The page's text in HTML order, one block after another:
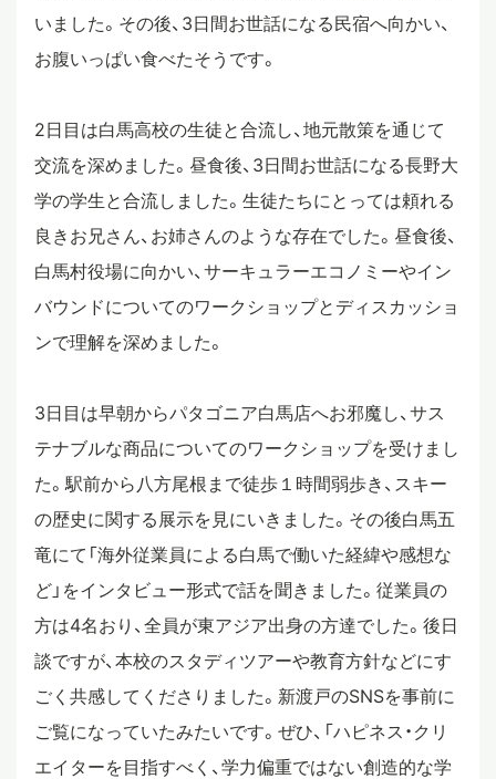
いました。その後、3日間お世話になる民宿へ向かい、
お腹いっぱい食べたそうです。
2日目は白馬高校の生徒と合流し、地元散策を通じて
交流を深めました。昼食後、3日間お世話になる長野大
学の学生と合流しました。生徒たちにとっては頼れる
良きお兄さん、お姉さんのような存在でした。昼食後、
白馬村役場に向かい、サーキュラーエコノミーやイン
バウンドについてのワークショップとディスカッショ
ンで理解を深めました。
3日目は早朝からパタゴニア白馬店へお邪魔し、サス
テナブルな商品についてのワークショップを受けまし
た。駅前から八方尾根まで徒歩１時間弱歩き、スキー
の歴史に関する展示を見にいきました。その後白馬五
竜にて「海外従業員による白馬で働いた経緯や感想な
ど」をインタビュー形式で話を聞きました。従業員の
方は4名おり、全員が東アジア出身の方達でした。後日
談ですが、本校のスタディツアーや教育方針などにす
ごく共感してくださりました。新渡戸のSNSを事前に
ご覧になっていたみたいです。ぜひ、「ハピネス・クリ
エイターを目指すべく、学力偏重ではない創造的な学